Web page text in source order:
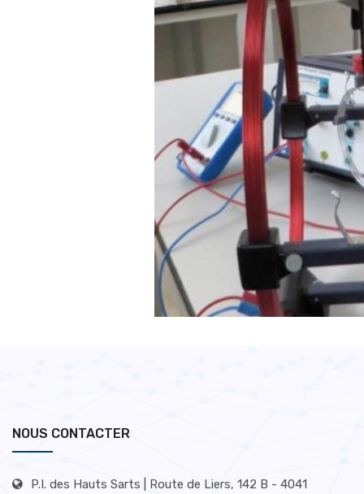
NOUS CONTACTER
P.I. des Hauts Sarts | Route de Liers, 142 B - 4041